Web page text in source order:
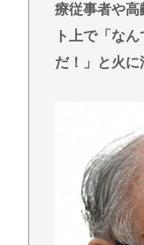
療従事者や高
ト上で「な
だ！」と火に